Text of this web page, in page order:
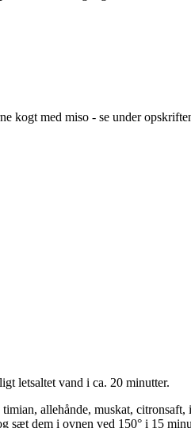
kogt med miso - se under
letsaltet vand i ca. 20 minutter.
allehånde, muskat,
sæt dem i ovnen ved 150° i 15